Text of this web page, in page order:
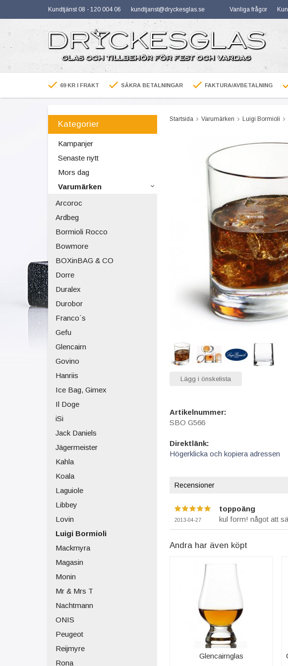
Kundtjänst 08 - 120 004 06 kundtjanst@dryckesglas.se Vanliga frågor
69 KR I FRAKT SÄKRA BETALNINGAR FAKTURA/AVBETALNING
Kategorier
Kampanjer
Senaste nytt
Mors dag
Varumärken
Arcoroc
Ardbeg
Bormioli Rocco
Bowmore
BOXinBAG & CO
Dorre
Duralex
Durobor
Franco´s
Gefu
Glencairn
Govino
Hanriis
Ice Bag, Gimex
Il Doge
iSi
Jack Daniels
Jägermeister
Kahla
Koala
Laguiole
Libbey
Lovin
Luigi Bormioli
Mackmyra
Magasin
Monin
Mr & Mrs T
Nachtmann
ONIS
Peugeot
Reijmyre
Rona
Startsida Varumärken Luigi Bormioli
Lägg i önskelista
Artikelnummer:
SBO G566
Direktlänk:
Högerklicka och kopiera adressen
Recensioner
2013-04-27
toppoäng
kul form! något att
Andra har även köpt
Glencairnglas